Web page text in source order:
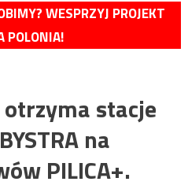
WESPRZYJ PROJEKT
POLONIA!
stacje
na
PILICA+.